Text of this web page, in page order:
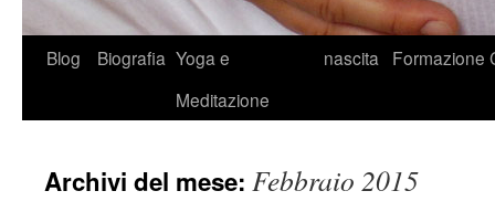
VaiBlog Biografia Yoga e
Meditazione
nascita Formazione
Archivi del mese: Febbraio 2015